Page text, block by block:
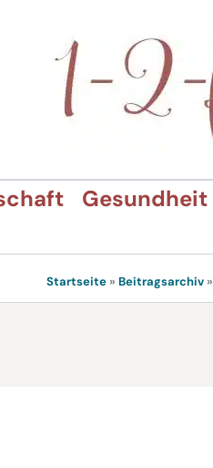
Gesundheit
Startseite » Beitragsarchiv »